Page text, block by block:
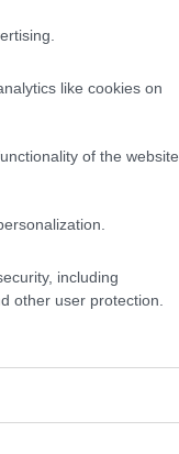
like cookies on
of the website
including
other user protection.